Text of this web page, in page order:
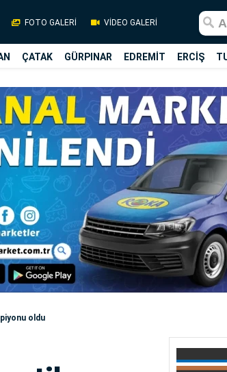
FOTO GALERİ VİDEO GALERİ
ÇATAK GÜRPINAR EDREMİT ERCİŞ
oldu